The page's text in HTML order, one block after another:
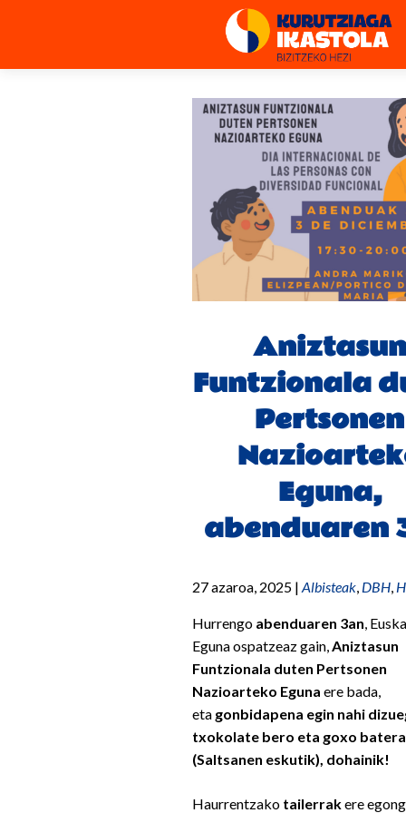
Aniztasun
Funtzionala
Pertsonen
Eguna,
abenduaren
27 azaroa, 2025 | Albisteak DBH
Hurrengo abenduaren 3an ,
Eguna ospatzeaz gain, Aniztasun
Funtzionala duten Pertsonen
Nazioarteko Eguna ere bada,
eta gonbidapena egin nahi
txokolate bero eta goxo batera
(Saltsanen eskutik), dohainik!
Haurrentzako tailerrakere